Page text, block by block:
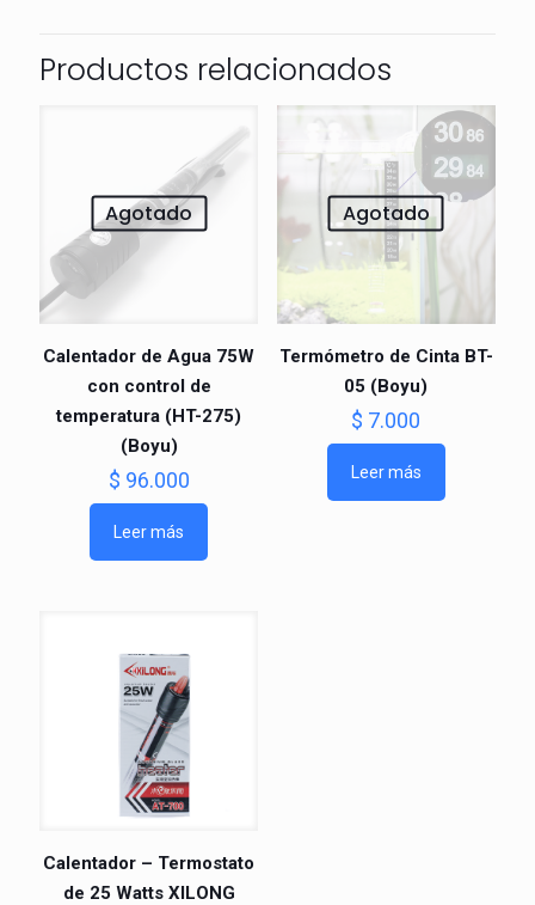
Productos relacionados
Agotado
Calentador de Agua 75W
con control de
temperatura (HT-275)⁠
(Boyu)
$ 96.000
Leer más
Agotado
Termómetro de Cinta BT-
05 (Boyu)
$ 7.000
Leer más
Calentador – Termostato
de 25 Watts XILONG